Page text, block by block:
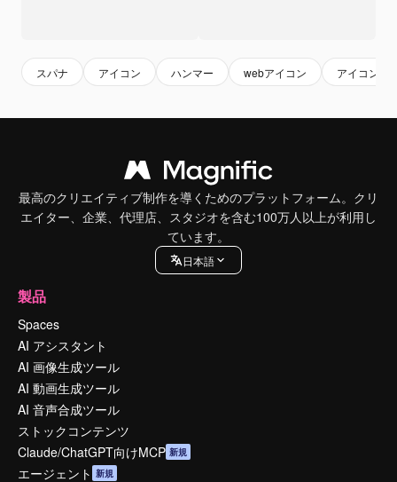
スパナ アイコン ハンマー webアイコン アイコン セ
最高のクリエイティブ制作を導くためのプラットフォーム。クリ
エイター、企業、代理店、スタジオを含む100万人以上が利用し
ています。
日本語
製品
Spaces
AI アシスタント
AI 画像生成ツール
AI 動画生成ツール
AI 音声合成ツール
ストックコンテンツ
Claude/ChatGPT向けMCP 新規
エージェント 新規